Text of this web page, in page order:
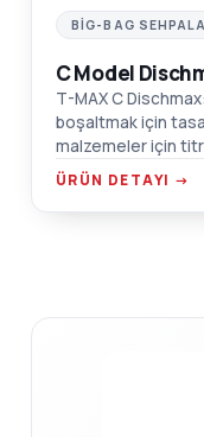
BIG-BAG
C Model
T-MAX C
boşaltmak için
malzemeler için
noktaları, emiş
ÜRÜN DETAYI →